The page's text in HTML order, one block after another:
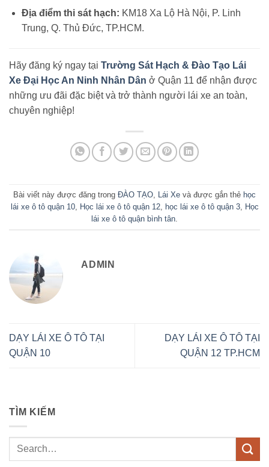
Địa điểm thi sát hạch: KM18 Xa Lộ Hà Nội, P. Linh
Trung, Q. Thủ Đức, TP.HCM.
Hãy đăng ký ngay tại Trường Sát Hạch & Đào Tạo Lái
Xe Đại Học An Ninh Nhân Dân ở Quận 11 để nhận được
những ưu đãi đặc biệt và trở thành người lái xe an toàn,
chuyên nghiệp!
Bài viết này được đăng trong ĐÀO TẠO Lái Xe và được gắn thẻ học
lái xe ô tô quận 10, Học lái xe ô tô quận 12, học lái xe ô tô quận 3, Học
lái xe ô tô quận bình tân
ADMIN
DẠY LÁI XE Ô TÔ TẠI
QUẬN 10
DẠY LÁI XE Ô TÔ TẠI
QUẬN 12 TP.HCM
TÌM KIẾM